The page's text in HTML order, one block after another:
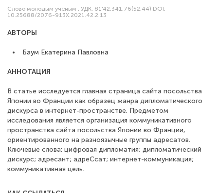
Слово молодым учёным , УДК: 81'42:341.76(52:44) DOI:
10.25688/2076-913X.2021.42.2.13
АВТОРЫ
Баум Екатерина Павловна
АННОТАЦИЯ
В статье исследуется главная страница сайта посольства
Японии во Франции как образец жанра дипломатического
дискурса в интернет-пространстве. Предметом
исследования является организация коммуникативного
пространства сайта посольства Японии во Франции,
ориентированного на разноязычные группы адресатов.
Ключевые слова: цифровая дипломатия; дипломатический
дискурс; адресант; адреСсат; интернет-коммуникация;
коммуникативная цель.